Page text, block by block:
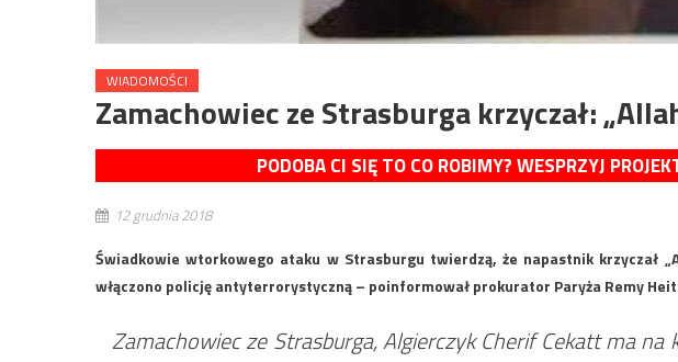
WIADOMOŚCI
Zamachowiec ze Strasburga krzyczał:
PODOBA CI SIĘ TO CO ROBIMY? WESPRZYJ
12 grudnia 2018
Świadkowie wtorkowego ataku w Strasburgu twierdzą, że napastnik krzyczał
włączono policję antyterrorystyczną – poinformował prokurator Paryża Remy
Zamachowiec ze Strasburga, Algierczyk Cherif Cekatt ma